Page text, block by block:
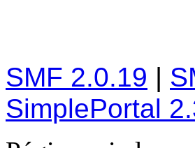
SMF 2.0.19 |
SimplePortal